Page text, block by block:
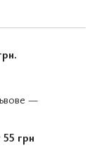
—
55 грн